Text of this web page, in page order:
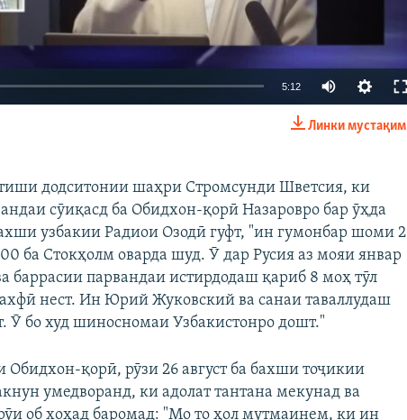
БА ДИГАРОН ФИРИСТЕД
5:12
Линки мустақим
додситонии шаҳри Стромсунди Шветсия, ки
сӯиқасд ба Обидхон-қорӣ Назаровро бар ӯҳда
узбакии Радиои Озодӣ гуфт, "ин гумонбар шоми
ба Стокҳолм оварда шуд. Ӯ дар Русия аз мояи январ
баррасии парвандаи истирдодаш қариб 8 моҳ тӯл
нест. Ин Юрий Жуковский ва санаи таваллудаш
Ӯ бо худ шиносномаи Узбакистонро дошт."
Обидхон-қорӣ, рӯзи 26 август ба бахши тоҷикии
умедворанд, ки адолат тантана мекунад ва
об хоҳад баромад: "Мо то ҳол мутмаинем, ки ин